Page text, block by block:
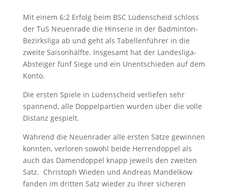
Mit einem 6:2 Erfolg beim BSC Lüdenscheid schloss
der TuS Neuenrade die Hinserie in der Badminton-
Bezirksliga ab und geht als Tabellenführer in die
zweite Saisonhälfte. Insgesamt hat der Landesliga-
Absteiger fünf Siege und ein Unentschieden auf dem
Konto.
Die ersten Spiele in Lüdenscheid verliefen sehr
spannend, alle Doppelpartien wurden über die volle
Distanz gespielt.
Während die Neuenrader alle ersten Sätze gewinnen
konnten, verloren sowohl beide Herrendoppel als
auch das Damendoppel knapp jeweils den zweiten
Satz. Christoph Wieden und Andreas Mandelkow
fanden im dritten Satz wieder zu ihrer sicheren